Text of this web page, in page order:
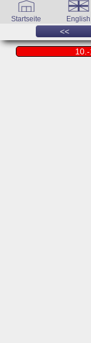
Startseite English
<<